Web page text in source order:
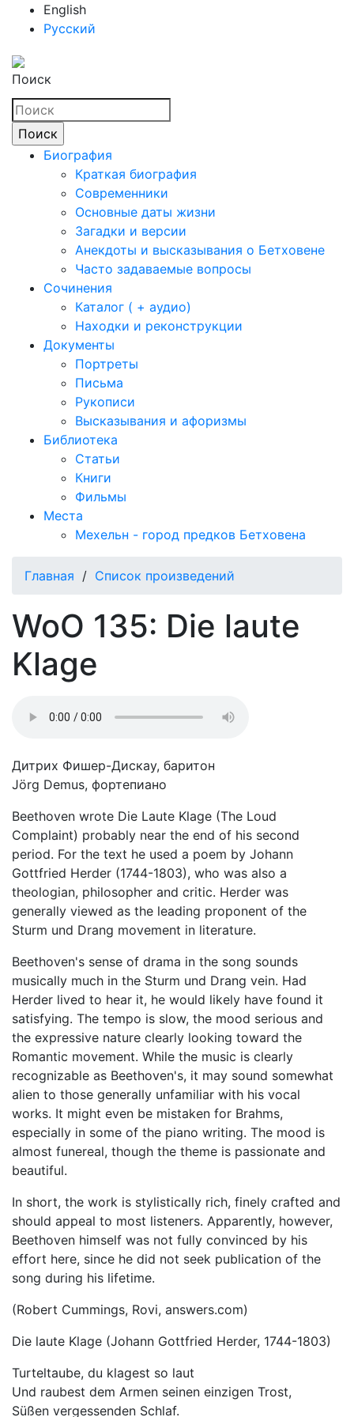
English
Русский
Поиск
Биография
Краткая биография
Современники
Основные даты жизни
Загадки и версии
Анекдоты и высказывания о Бетховене
Часто задаваемые вопросы
Сочинения
Каталог ( + аудио)
Находки и реконструкции
Документы
Портреты
Письма
Рукописи
Высказывания и афоризмы
Библиотека
Статьи
Книги
Фильмы
Места
Мехельн - город предков Бетховена
Главная / Список произведений
WoO 135: Die laute
Klage
Дитрих Фишер-Дискау, баритон
Jörg Demus, фортепиано
Beethoven wrote Die Laute Klage (The Loud
Complaint) probably near the end of his second
period. For the text he used a poem by Johann
Gottfried Herder (1744-1803), who was also a
theologian, philosopher and critic. Herder was
generally viewed as the leading proponent of the
Sturm und Drang movement in literature.
Beethoven's sense of drama in the song sounds
musically much in the Sturm und Drang vein. Had
Herder lived to hear it, he would likely have found it
satisfying. The tempo is slow, the mood serious and
the expressive nature clearly looking toward the
Romantic movement. While the music is clearly
recognizable as Beethoven's, it may sound somewhat
alien to those generally unfamiliar with his vocal
works. It might even be mistaken for Brahms,
especially in some of the piano writing. The mood is
almost funereal, though the theme is passionate and
beautiful.
In short, the work is stylistically rich, finely crafted and
should appeal to most listeners. Apparently, however,
Beethoven himself was not fully convinced by his
effort here, since he did not seek publication of the
song during his lifetime.
(Robert Cummings, Rovi, answers.com)
Die laute Klage (Johann Gottfried Herder, 1744-1803)
Turteltaube, du klagest so laut
Und raubest dem Armen seinen einzigen Trost,
Süßen vergessenden Schlaf.